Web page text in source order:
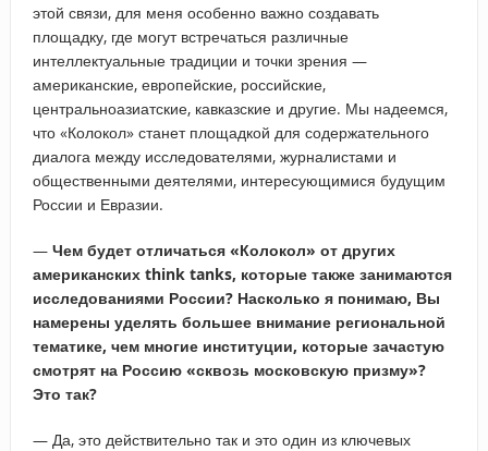
этой связи, для меня особенно важно создавать
площадку, где могут встречаться различные
интеллектуальные традиции и точки зрения —
американские, европейские, российские,
центральноазиатские, кавказские и другие. Мы надеемся,
что «Колокол» станет площадкой для содержательного
диалога между исследователями, журналистами и
общественными деятелями, интересующимися будущим
России и Евразии.
—Чем будет отличаться «Колокол» от других
американских think tanks, которые также занимаются
исследованиями России? Насколько я понимаю, Вы
намерены уделять большее внимание региональной
тематике, чем многие институции, которые зачастую
смотрят на Россию «сквозь московскую призму»?
Это так?
— Да, это действительно так и это один из ключевых